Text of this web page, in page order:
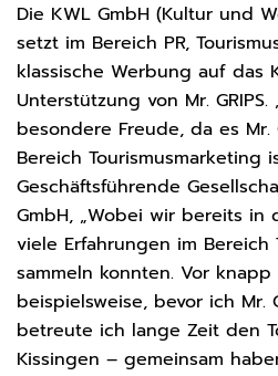
Die KWL GmbH (Kultur und
setzt im Bereich PR,
klassische Werbung auf das
Unterstützung von Mr.
besondere Freude, da es Mr.
Bereich Tourismusmarketing
Geschäftsführende
GmbH, „Wobei wir bereits in
viele Erfahrungen im Bereich
sammeln konnten. Vor knapp
beispielsweise, bevor ich Mr.
betreute ich lange Zeit den
Kissingen – gemeinsam